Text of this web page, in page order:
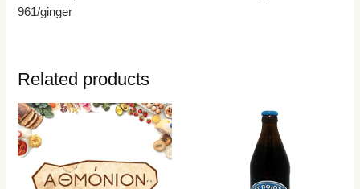
961/ginger
Related products